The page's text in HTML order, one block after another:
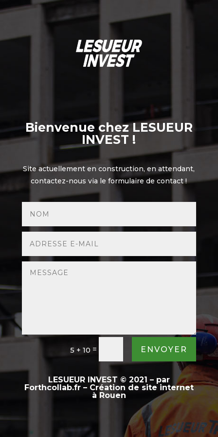
Bienvenue chez LESUEUR
INVEST !
Site actuellement en construction, en attendant,
contactez-nous via le formulaire de contact !
5 + 10 = ENVOYER
LESUEUR INVEST © 2021 – par
Forthcollab.fr – Création de site internet
à Rouen